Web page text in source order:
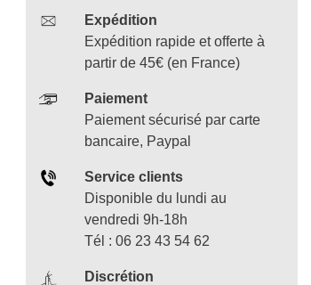
Expédition
Expédition rapide et offerte à
partir de 45€ (en France)
Paiement
Paiement sécurisé par carte
bancaire, Paypal
Service clients
Disponible du lundi au
vendredi 9h-18h
Tél : 06 23 43 54 62
Discrétion